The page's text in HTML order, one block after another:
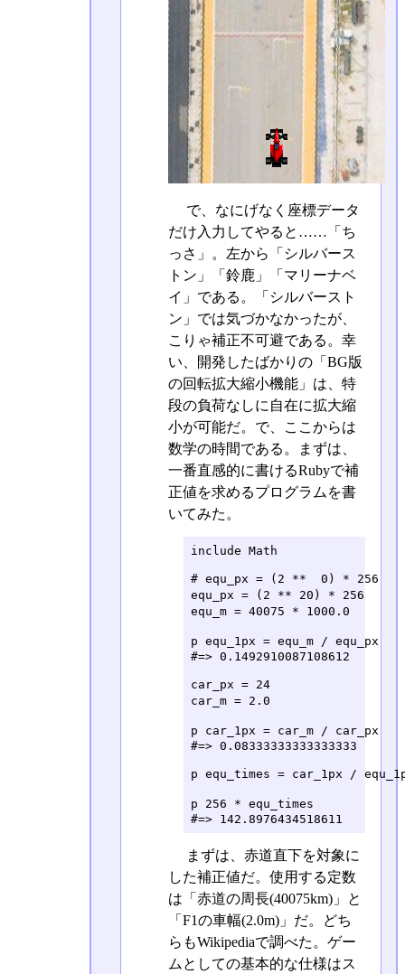
で、なにげなく座標データ
だけ入力してやると……「ち
っさ」。左から「シルバース
トン」「鈴鹿」「マリーナベ
イ」である。「シルバースト
ン」では気づかなかったが、
こりゃ補正不可避である。幸
い、開発したばかりの「BG版
の回転拡大縮小機能」は、特
段の負荷なしに自在に拡大縮
小が可能だ。で、ここからは
数学の時間である。まずは、
一番直感的に書けるRubyで補
正値を求めるプログラムを書
いてみた。
include Math
# equ_px = (2 **  0) * 256
equ_px = (2 ** 20) * 256
equ_m = 40075 * 1000.0
p equ_1px = equ_m / equ_px
#=> 0.1492910087108612
car_px = 24
car_m = 2.0
p car_1px = car_m / car_px
#=> 0.08333333333333333
p equ_times = car_1px /
p 256 * equ_times
#=> 142.8976434518611
まずは、赤道直下を対象に
した補正値だ。使用する定数
は「赤道の周長(40075km)」と
「F1の車幅(2.0m)」だ。どち
らもWikipediaで調べた。ゲー
ムとしての基本的な仕様はス